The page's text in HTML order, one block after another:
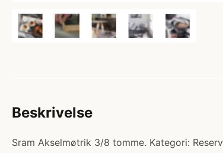
Beskrivelse
Sram Akselmøtrik 3/8 tomme. Kategori: